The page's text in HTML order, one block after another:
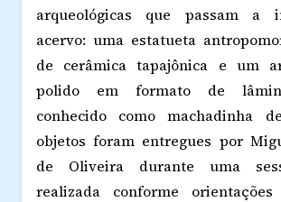
arqueológicas que passam a
acervo: uma estatueta
de cerâmica tapajônica e um
polido em formato de
conhecido como machadinha
objetos foram entregues por
de Oliveira durante uma
realizada conforme